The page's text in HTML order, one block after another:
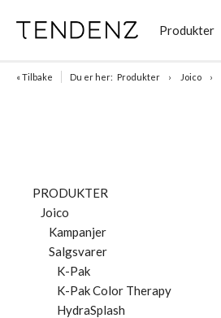
Produkter
« Tilbake Du er her: Produkter Joico
PRODUKTER
Joico
Kampanjer
Salgsvarer
K-Pak
K-Pak Color Therapy
HydraSplash